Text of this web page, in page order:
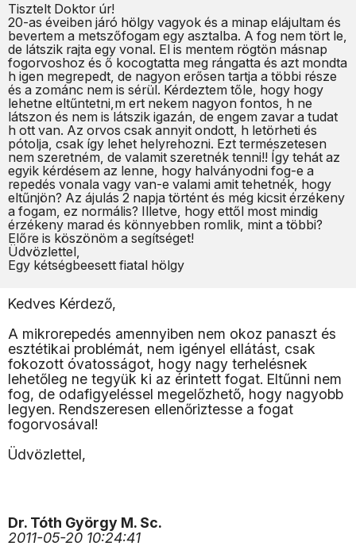
Tisztelt Doktor úr!
20-as éveiben járó hölgy vagyok és a minap elájultam és
bevertem a metszőfogam egy asztalba. A fog nem tört le,
de látszik rajta egy vonal. El is mentem rögtön másnap
fogorvoshoz és ő kocogtatta meg rángatta és azt mondta
h igen megrepedt, de nagyon erősen tartja a többi része
és a zománc nem is sérül. Kérdeztem tőle, hogy hogy
lehetne eltűntetni,m ert nekem nagyon fontos, h ne
látszon és nem is látszik igazán, de engem zavar a tudat
h ott van. Az orvos csak annyit ondott, h letörheti és
pótolja, csak így lehet helyrehozni. Ezt természetesen
nem szeretném, de valamit szeretnék tenni!! Így tehát az
egyik kérdésem az lenne, hogy halványodni fog-e a
repedés vonala vagy van-e valami amit tehetnék, hogy
eltűnjön? Az ájulás 2 napja történt és még kicsit érzékeny
a fogam, ez normális? Illetve, hogy ettől most mindig
érzékeny marad és könnyebben romlik, mint a többi?
Előre is köszönöm a segítséget!
Üdvözlettel,
Egy kétségbeesett fiatal hölgy
Kedves Kérdező,
A mikrorepedés amennyiben nem okoz panaszt és
esztétikai problémát, nem igényel ellátást, csak
fokozott óvatosságot, hogy nagy terhelésnek
lehetőleg ne tegyük ki az érintett fogat. Eltűnni nem
fog, de odafigyeléssel megelőzhető, hogy nagyobb
legyen. Rendszeresen ellenőriztesse a fogat
fogorvosával!
Üdvözlettel,
Dr. Tóth György M. Sc.
2011-05-20 10:24:41